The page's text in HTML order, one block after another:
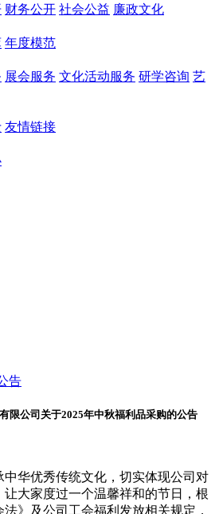
财务公开 社会公益 廉政文化
年度模范
展会服务 文化活动服务 研学咨询 艺
友情链接
告
限公司关于2025年中秋福利品采购的公告
华优秀传统文化，切实体现公司对
大家度过一个温馨祥和的节日，根
》及公司工会福利发放相关规定，